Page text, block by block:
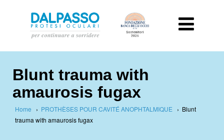
Blunt trauma with
amaurosis fugax
Home › PROTHÈSES POUR CAVITÉ ANOPHTALMIQUE › Blunt
trauma with amaurosis fugax